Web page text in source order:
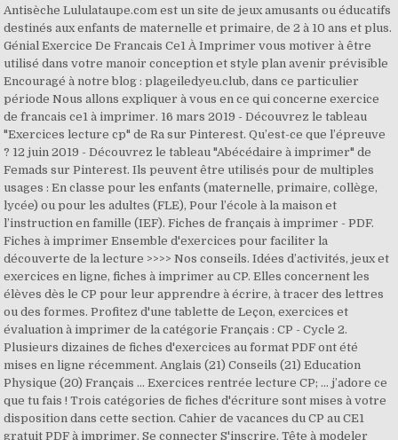
Antisèche Lululataupe.com est un site de jeux amusants ou éducatifs
destinés aux enfants de maternelle et primaire, de 2 à 10 ans et plus.
Génial Exercice De Francais Ce1 À Imprimer vous motiver à être
utilisé dans votre manoir conception et style plan avenir prévisible
Encouragé à notre blog : plageiledyeu.club, dans ce particulier
période Nous allons expliquer à vous en ce qui concerne exercice
de francais ce1 à imprimer. 16 mars 2019 - Découvrez le tableau
"Exercices lecture cp" de Ra sur Pinterest. Qu’est-ce que l’épreuve
? 12 juin 2019 - Découvrez le tableau "Abécédaire à imprimer" de
Femads sur Pinterest. Ils peuvent être utilisés pour de multiples
usages : En classe pour les enfants (maternelle, primaire, collège,
lycée) ou pour les adultes (FLE), Pour l’école à la maison et
l’instruction en famille (IEF). Fiches de français à imprimer - PDF.
Fiches à imprimer Ensemble d'exercices pour faciliter la
découverte de la lecture >>>> Nos conseils. Idées d’activités, jeux et
exercices en ligne, fiches à imprimer au CP. Elles concernent les
élèves dès le CP pour leur apprendre à écrire, à tracer des lettres
ou des formes. Profitez d'une tablette de Leçon, exercices et
évaluation à imprimer de la catégorie Français : CP - Cycle 2.
Plusieurs dizaines de fiches d'exercices au format PDF ont été
mises en ligne récemment. Anglais (21) Conseils (21) Education
Physique (20) Français … Exercices rentrée lecture CP; ... j’adore ce
que tu fais ! Trois catégories de fiches d'écriture sont mises à votre
disposition dans cette section. Cahier de vacances du CP au CE1
gratuit PDF à imprimer. Se connecter S'inscrire. Tête à modeler